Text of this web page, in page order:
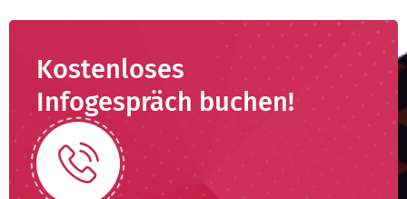
Kostenloses
Infogespräch buchen!